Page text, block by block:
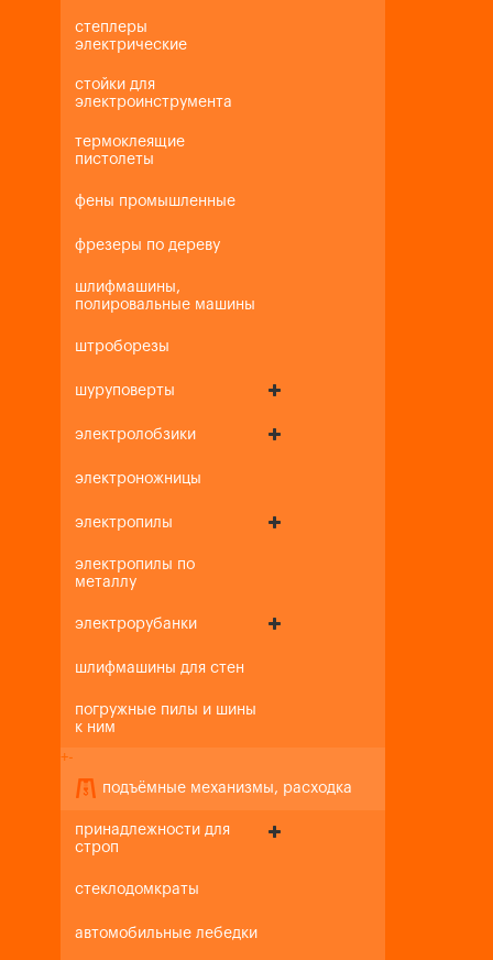
степлеры
электрические
стойки для
электроинструмента
термоклеящие
пистолеты
фены промышленные
фрезеры по дереву
шлифмашины,
полировальные машины
штроборезы
шуруповерты
электролобзики
электроножницы
электропилы
электропилы по
металлу
электрорубанки
шлифмашины для стен
погружные пилы и шины
к ним
+-
подъёмные механизмы, расходка
принадлежности для
строп
стеклодомкраты
автомобильные лебедки